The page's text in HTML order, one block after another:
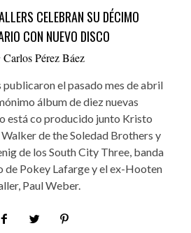
CELEBRAN SU DÉCIMO
CON NUEVO DISCO
Carlos Pérez Báez
el pasado mes de abril
álbum de diez nuevas
está co producido junto Kristo
de the Soledad Brothers y
de los South City Three, banda
de Pokey Lafarge y el ex-Hooten
Paul Weber.